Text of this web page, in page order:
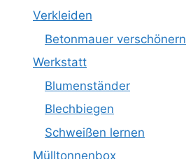
Verkleiden
Betonmauer verschönern
Werkstatt
Blumenständer
Blechbiegen
Schweißen lernen
Mülltonnenbox